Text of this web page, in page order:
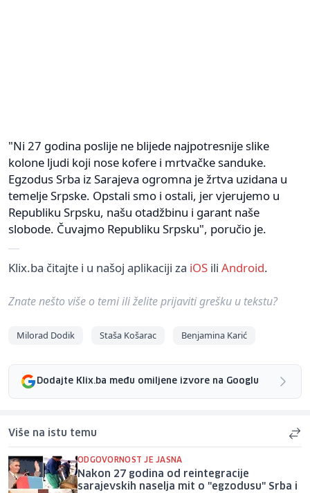
"Ni 27 godina poslije ne blijede najpotresnije slike
kolone ljudi koji nose kofere i mrtvačke sanduke.
Egzodus Srba iz Sarajeva ogromna je žrtva uzidana u
temelje Srpske. Opstali smo i ostali, jer vjerujemo u
Republiku Srpsku, našu otadžbinu i garant naše
slobode. Čuvajmo Republiku Srpsku", poručio je.
Klix.ba čitajte i u našoj aplikaciji za iOS ili Android.
Znate nešto više o temi ili želite prijaviti grešku u tekstu?
Milorad Dodik Staša Košarac Benjamina Karić
Dodajte Klix.ba među omiljene izvore na Googlu
Više na istu temu
ODGOVORNOST JE JASNA
Nakon 27 godina od reintegracije
sarajevskih naselja mit o "egzodusu" Srba i